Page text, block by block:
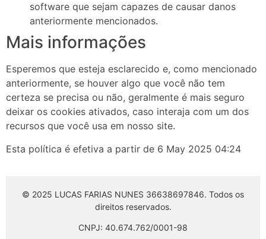
software que sejam capazes de causar danos
anteriormente mencionados.
Mais informações
Esperemos que esteja esclarecido e, como mencionado
anteriormente, se houver algo que você não tem
certeza se precisa ou não, geralmente é mais seguro
deixar os cookies ativados, caso interaja com um dos
recursos que você usa em nosso site.
Esta política é efetiva a partir de 6 May 2025 04:24
© 2025 LUCAS FARIAS NUNES 36638697846. Todos os
direitos reservados.
CNPJ: 40.674.762/0001-98